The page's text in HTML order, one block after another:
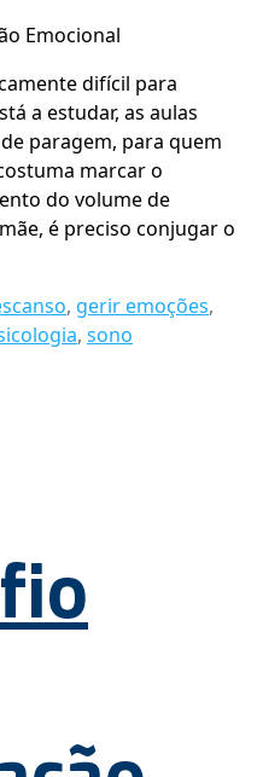
difícil para
a estudar, as aulas
paragem, para quem
marcar o
do volume de
é preciso conjugar o
, gerir emoções,
, sono